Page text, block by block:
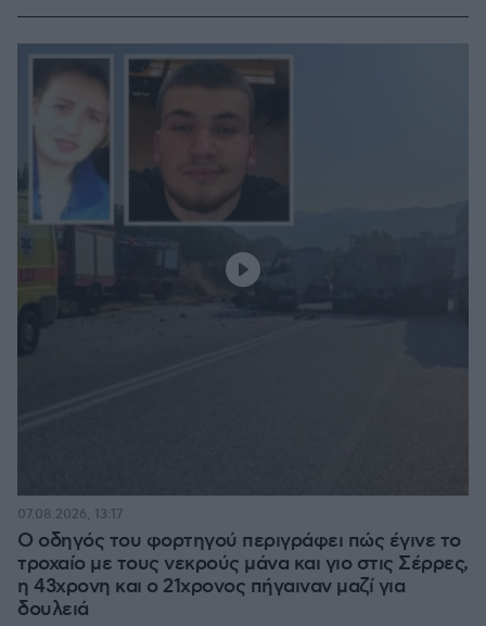
Ο οδηγός του φορτηγού περιγράφει πώς έγινε το
τροχαίο με τους νεκρούς μάνα και γιο στις Σέρρες,
η 43χρονη και ο 21χρονος πήγαιναν μαζί για
δουλειά
07.08.2026, 13:17